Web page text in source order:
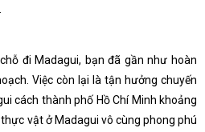
đi Madagui, bạn đã gần như hoàn
Việc còn lại là tận hưởng chuyến
cách thành phố Hồ Chí Minh khoảng
vật ở Madagui vô cùng phong phú